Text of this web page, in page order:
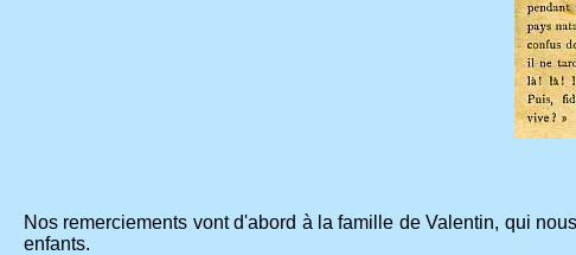
Nos remerciements vont d'abord à la famille de Valentin, qui
enfants.